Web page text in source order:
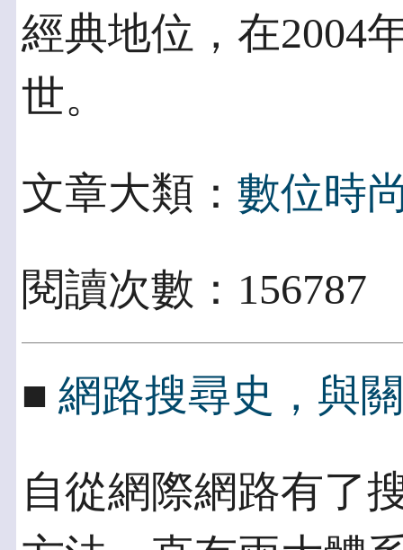
經典地位，在2004
世。
文章大類： 數位時
閱讀次數：
■ 網路搜尋史，與
自從網際網路有了